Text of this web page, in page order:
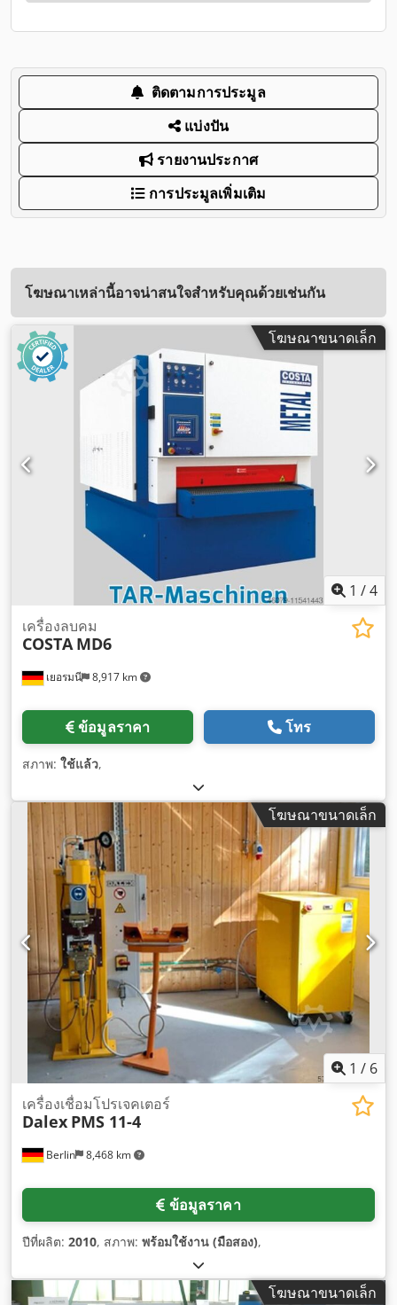
ติดตามการประมูล
แบ่งปัน
รายงานประกาศ
การประมูลเพิ่มเติม
โฆษณาเหล่านี้อาจน่าสนใจสำหรับคุณด้วยเช่นกัน
โฆษณาขนาดเล็ก
1 /4
เยอรมนี 8,917 km
เครื่องลบคม
COSTA MD6
ข้อมูลราคา โทร
สภาพ: ใช้แล้ว,
โฆษณาขนาดเล็ก
1 / 6
Berlin 8,468 km
เครื่องเชื่อมโปรเจคเตอร์
Dalex PMS 11-4
ข้อมูลราคา
ปีที่ผลิต: 2010, สภาพ: พร้อมใช้งาน (มือสอง),
โฆษณาขนาดเล็ก